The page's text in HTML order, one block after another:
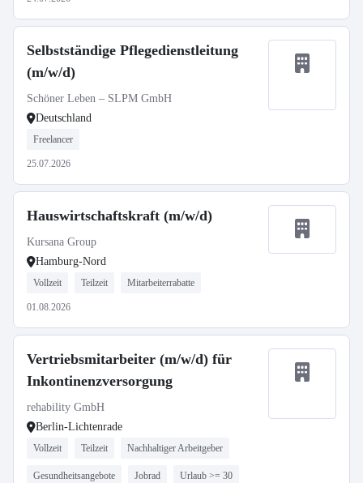
Selbstständige Pflegedienstleitung
(m/w/d)
Schöner Leben – SLPM GmbH
Deutschland
Freelancer
25.07.2026
Hauswirtschaftskraft (m/w/d)
Kursana Group
Hamburg-Nord
Vollzeit Teilzeit Mitarbeiterrabatte
01.08.2026
Vertriebsmitarbeiter (m/w/d) für
Inkontinenzversorgung
rehability GmbH
Berlin-Lichtenrade
Vollzeit Teilzeit Nachhaltiger Arbeitgeber
Gesundheitsangebote Jobrad Urlaub >= 30